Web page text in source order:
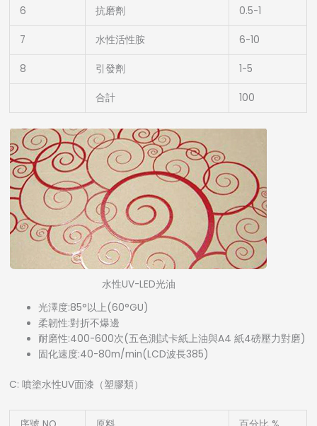
6 抗磨劑 0.5-1
7 水性活性胺 6-10
8 引發劑 1-5
合計 100
水性UV-LED光油
光澤度:85°以上(60°GU)
柔韌性:對折不爆邊
耐磨性:400-600次(五色測試卡紙上油與A4 紙4磅壓力對磨)
固化速度:40-80m/min(LCD波長385)
C: 噴塗水性UV面漆（塑膠類）